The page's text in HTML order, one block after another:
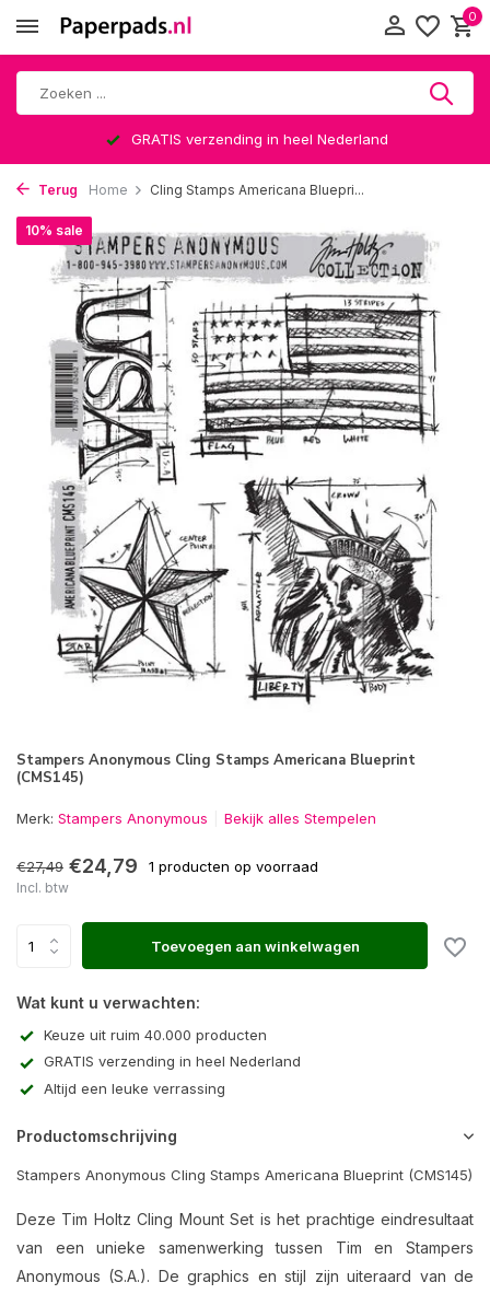
0
GRATIS verzending in heel Nederland
Terug Home Cling Stamps Americana Bluepri...
Stampers Anonymous Cling Stamps Americana Blueprint
(CMS145)
10% sale
Merk: Stampers Anonymous Bekijk alles Stempelen
€27,49 €24,79 1 producten op voorraad
Incl. btw
Toevoegen aan winkelwagen
Wat kunt u verwachten:
Keuze uit ruim 40.000 producten
GRATIS verzending in heel Nederland
Altijd een leuke verrassing
Productomschrijving
Stampers Anonymous Cling Stamps Americana Blueprint (CMS145)
Deze Tim Holtz Cling Mount Set is het prachtige eindresultaat
van een unieke samenwerking tussen Tim en Stampers
Anonymous (S.A.). De graphics en stijl zijn uiteraard van de